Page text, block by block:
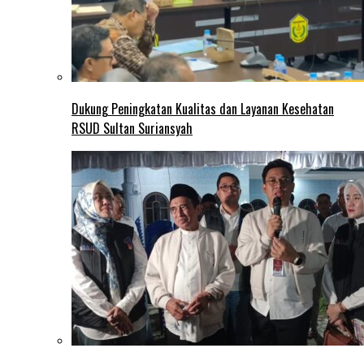
Dukung Peningkatan Kualitas dan Layanan Kesehatan
RSUD Sultan Suriansyah